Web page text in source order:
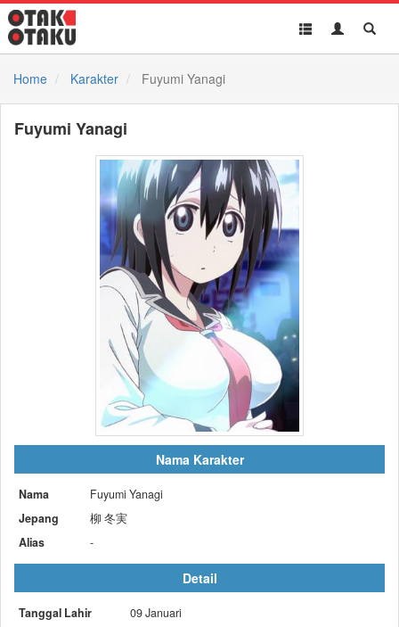
Toggle
Toggle
Home
Karakter Fuyumi Yanagi
Fuyumi Yanagi
Nama Karakter
Nama
Fuyumi Yanagi
Jepang
柳 冬実
Alias
-
Detail
Tanggal Lahir
09 Januari